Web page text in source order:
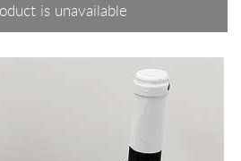
is unavailable